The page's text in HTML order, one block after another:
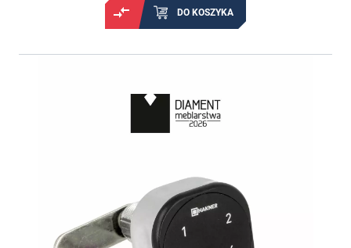
DO KOSZYKA